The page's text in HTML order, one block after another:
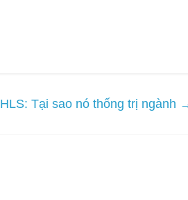
HLS: Tại sao nó thống trị ngành